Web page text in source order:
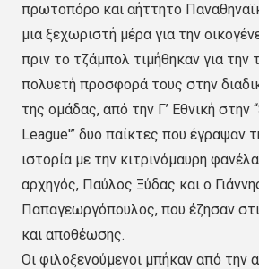
πρωτοπόρο και αήττητο
μια ξεχωριστή μέρα για την
πριν το τζάμπολ τιμήθηκαν για την
πολυετή προσφορά τους στην
της ομάδας, από την Γ’ Εθνική στην
League'” δυο παίκτες που έγραψαν
ιστορία με την κιτρινόμαυρη
αρχηγός, Παύλος Ξύδας και ο
Παπαγεωργόπουλος, που έζησαν
και αποθέωσης.
Οι φιλοξενούμενοι μπήκαν από την